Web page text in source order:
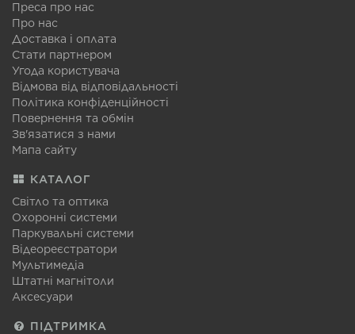
Преса про нас
Про нас
Доставка і оплата
Стати партнером
Угода користувача
Відмова від відповідальності
Політика конфіденційності
Повернення та обмін
Зв'язатися з нами
Мапа сайту
КАТАЛОГ
Світло та оптика
Охоронні системи
Паркувальні системи
Відеореєстратори
Мультимедіа
Штатні магнітоли
Аксесуари
ПІДТРИМКА